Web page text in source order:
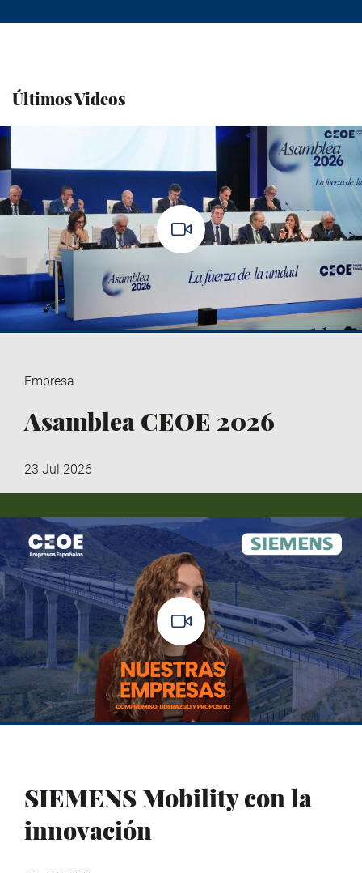
Últimos Videos
Empresa
Asamblea CEOE 2026
23 Jul 2026
SIEMENS Mobility con la
innovación